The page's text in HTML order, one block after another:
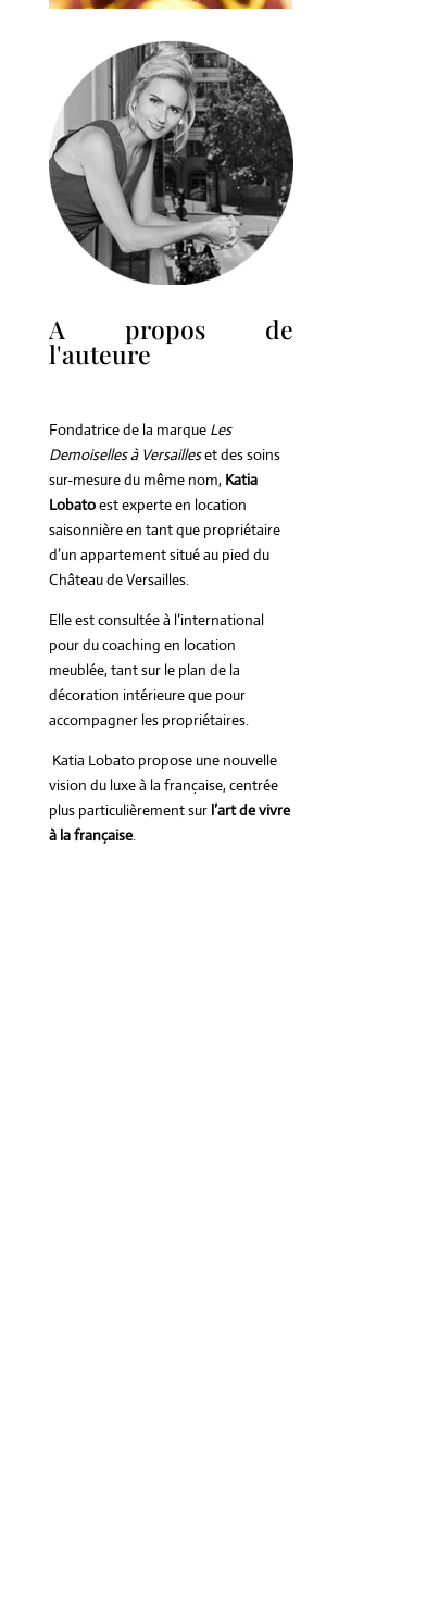
A propos de
l'auteure
Fondatrice de la marque Les
Demoiselles à Versailleset des soins
sur-mesure du même nom, Katia
Lobatoest experte en location
saisonnière en tant que propriétaire
d’un appartement situé au pied du
Château de Versailles.
Elle est consultée à l’international
pour du coaching en location
meublée, tant sur le plan de la
décoration intérieure que pour
accompagner les propriétaires.
Katia Lobato propose une nouvelle
vision du luxe à la française, centrée
plus particulièrement sur l’art de vivre
à la française.